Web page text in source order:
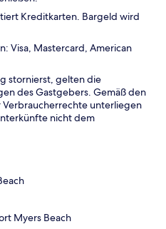
Kreditkarten. Bargeld wird
Visa, Mastercard, American
stornierst, gelten die
des Gastgebers. Gemäß den
unterliegen
nicht dem
Myers Beach